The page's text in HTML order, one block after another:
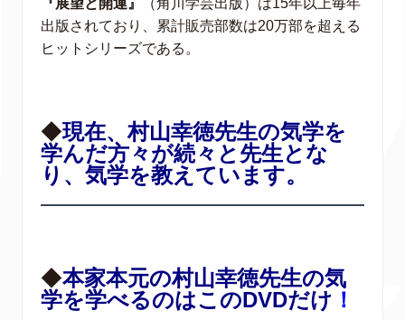
『展望と開運』
（角川学芸出版）は15年以上毎年
出版されており、累計販売部数は20万部を超える
ヒットシリーズである。
◆現在、村山幸徳先生の気学を
学んだ方々が続々と先生とな
り、気学を教えています。
◆本家本元の村山幸徳先生の気
学を学べるのはこのDVDだけ ！